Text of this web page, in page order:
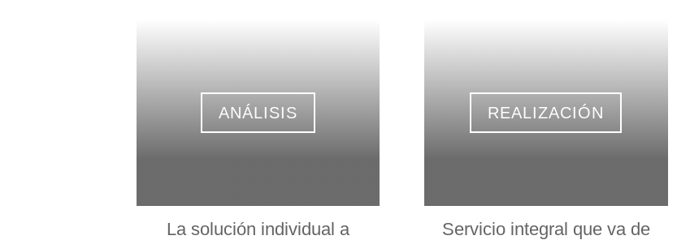
ANÁLISIS
La solución individual a
REALIZACIÓN
Servicio integral que va de